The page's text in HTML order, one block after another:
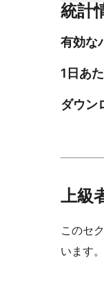
統計
有効な
1日あ
ダウン
上級
このセ
います。